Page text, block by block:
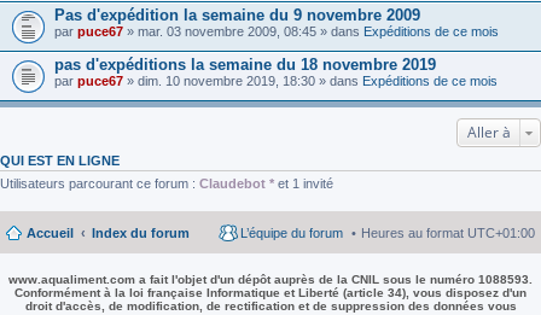
Pas d'expédition la semaine du 9 novembre 2009
par puce67 » mar. 03 novembre 2009, 08:45 » dans Expéditions de ce mois
pas d'expéditions la semaine du 18 novembre 2019
par puce67 » dim. 10 novembre 2019, 18:30 » dans Expéditions de ce mois
Aller à
QUI EST EN LIGNE
Utilisateurs parcourant ce forum : Claudebot * et 1 invité
Accueil Index du forum Heures au format UTC+01:00
L’équipe du forum
www.aqualiment.com a fait l'objet d'un dépôt auprès de la CNIL sous le numéro 1088593.
Conformément à la loi française Informatique et Liberté (article 34), vous disposez d'un
droit d'accès, de modification, de rectification et de suppression des données vous